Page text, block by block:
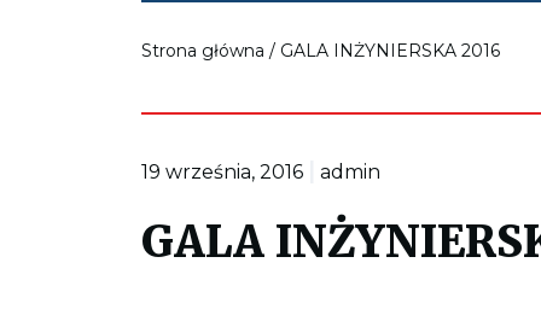
Strona główna / GALA INŻYNIERSKA 2016
19 września, 2016 admin
GALA